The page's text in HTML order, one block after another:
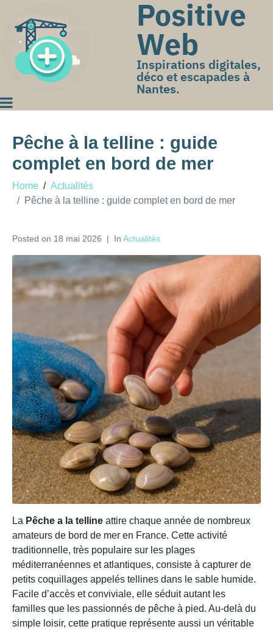
Positive
Web
Inspirations digitales,
déco et escapades à
Nantes.
Pêche à la telline : guide
complet en bord de mer
Home
Actualités
Pêche à la telline : guide complet en bord de mer
Posted on 18 mai 2026 In Actualités
La Pêche a la telline attire chaque année de nombreux
amateurs de bord de mer en France. Cette activité
traditionnelle, très populaire sur les plages
méditerranéennes et atlantiques, consiste à capturer de
petits coquillages appelés tellines dans le sable humide.
Facile d’accès et conviviale, elle séduit autant les
familles que les passionnés de pêche à pied. Au-delà du
simple loisir, cette pratique représente aussi un véritable